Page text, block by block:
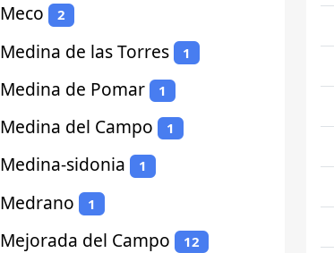
Meco 2
Medina de las Torres 1
Medina de Pomar 1
Medina del Campo 1
Medina-sidonia 1
Medrano 1
Mejorada del Campo 12